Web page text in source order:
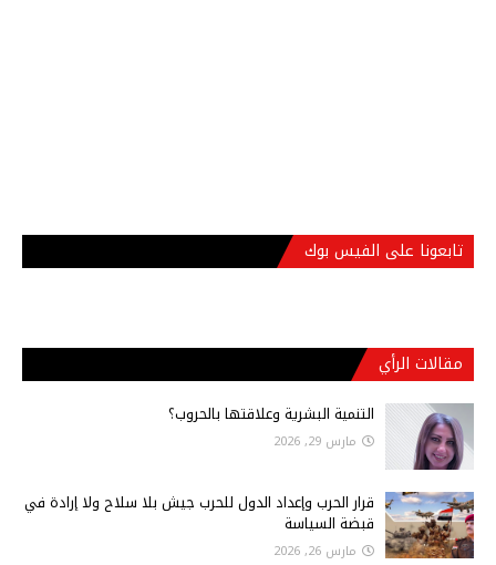
تابعونا على الفيس بوك
مقالات الرأي
التنمية البشرية وعلاقتها بالحروب؟
مارس 29, 2026
قرار الحرب وإعداد الدول للحرب جيش بلا سلاح ولا إرادة في
قبضة السياسة
مارس 26, 2026